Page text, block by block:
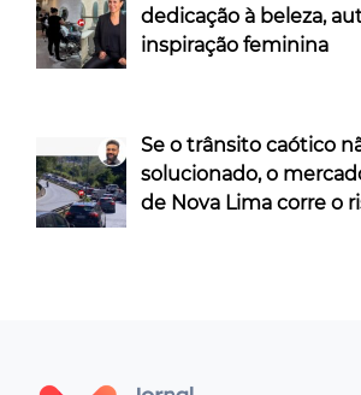
dedicação à beleza,
inspiração feminina
Se o trânsito caótico
solucionado, o
de Nova Lima corre o